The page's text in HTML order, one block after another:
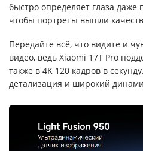
быстро определяет глаза
чтобы портреты вышли
Передайте всё, что видите и
видео, ведь Xiaomi 17T Pro
также в 4K 120 кадров в
детализация и широкий